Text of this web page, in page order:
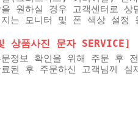
원하실 경우 고객센터로 상
는 모니터 및 폰 색상 설정
상품사진 문자 SERVICE]
정보 확인을 위해 주문 후
된 후 주문하신 고객님께